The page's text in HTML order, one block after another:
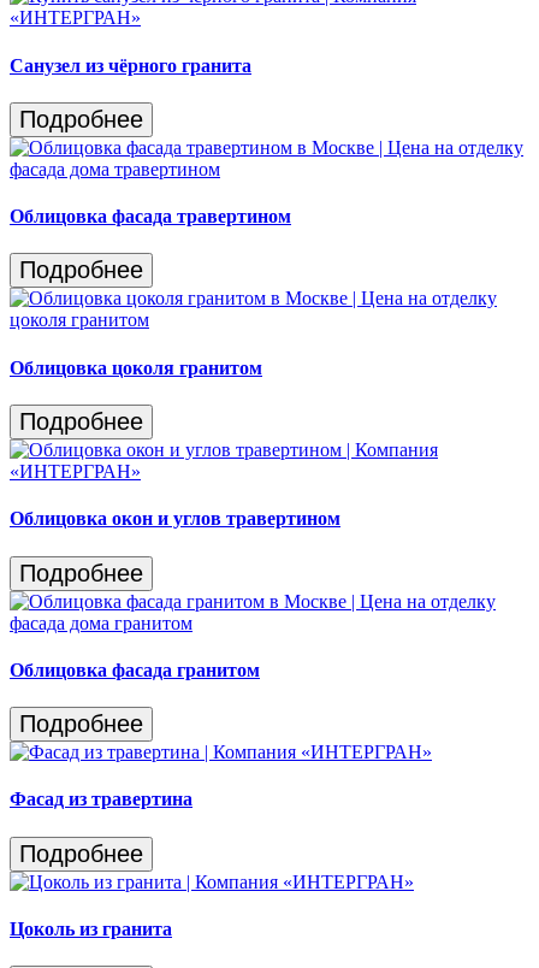
Санузел из чёрного гранита
Подробнее
Облицовка фасада травертином
Подробнее
Облицовка цоколя гранитом
Подробнее
Облицовка окон и углов травертином
Подробнее
Облицовка фасада гранитом
Подробнее
Фасад из травертина
Подробнее
Цоколь из гранита